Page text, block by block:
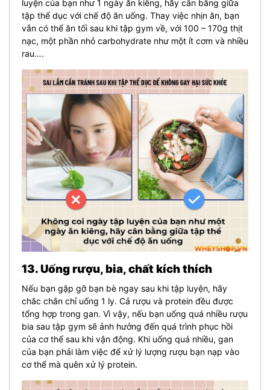
luyện của bạn như 1 ngày ăn kiêng, hãy cân bằng giữa
tập thể dục với chế độ ăn uống. Thay việc nhịn ăn, bạn
vẫn có thể ăn tối sau khi tập gym về, với 100 – 170g thịt
nạc, một phần nhỏ carbohydrate như một ít cơm và nhiều
rau….
13. Uống rượu, bia, chất kích thích
Nếu bạn gặp gỡ bạn bè ngay sau khi tập luyện, hãy
chắc chắn chỉ uống 1 ly. Cả rượu và protein đều được
tổng hợp trong gan. Vì vậy, nếu bạn uống quá nhiều rượu
bia sau tập gym sẽ ảnh hưởng đến quá trình phục hồi
của cơ thể sau khi vận động. Khi uống quá nhiều, gan
của bạn phải làm việc để xử lý lượng rượu bạn nạp vào
cơ thể mà quên xử lý protein.